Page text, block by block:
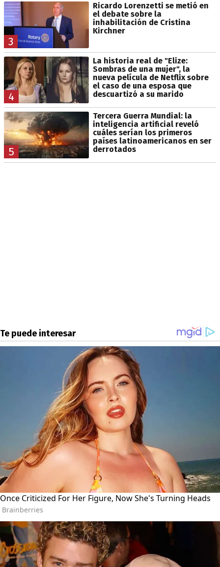
3
Ricardo Lorenzetti se metió en
el debate sobre la
inhabilitación de Cristina
Kirchner
4
La historia real de "Elize:
Sombras de una mujer", la
nueva película de Netflix sobre
el caso de una esposa que
descuartizó a su marido
5
Tercera Guerra Mundial: la
inteligencia artificial reveló
cuáles serían los primeros
países latinoamericanos en ser
derrotados